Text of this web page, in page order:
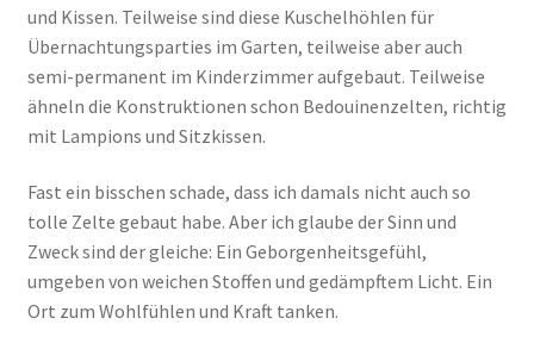
und Kissen. Teilweise sind diese Kuschelhöhlen für
Übernachtungsparties im Garten, teilweise aber auch
semi-permanent im Kinderzimmer aufgebaut. Teilweise
ähneln die Konstruktionen schon Bedouinenzelten, richtig
mit Lampions und Sitzkissen.
Fast ein bisschen schade, dass ich damals nicht auch so
tolle Zelte gebaut habe. Aber ich glaube der Sinn und
Zweck sind der gleiche: Ein Geborgenheitsgefühl,
umgeben von weichen Stoffen und gedämpftem Licht. Ein
Ort zum Wohlfühlen und Kraft tanken.